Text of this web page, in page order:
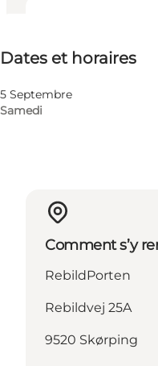
Dates et horaires
5 Septembre
Samedi
Visiter le site web
Comment s’y
RebildPorten
Rebildvej 25A
9520 Skørping